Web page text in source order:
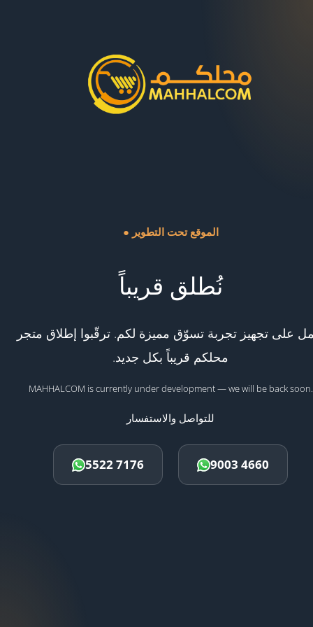
● الموقع تحت التطوير
نُطلق قريباً
على تجهيز تجربة تسوّق مميزة لكم. ترقّبوا إطلاق متجر
محلكم قريباً بكل جديد.
MAHHALCOM is currently under development — we will be back soon.
للتواصل والاستفسار
5522 7176 9003 4660